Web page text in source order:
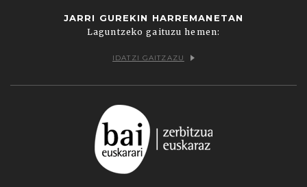
JARRI GUREKIN HARREMANETAN
Laguntzeko gaituzu hemen:
IDATZI GAITZAZU